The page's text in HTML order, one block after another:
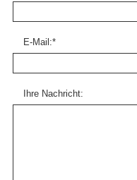
E-Mail:*
Ihre Nachricht: